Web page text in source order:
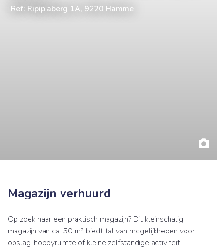
Ref: Ripipiaberg 1A, 9220 Hamme
Magazijn verhuurd
Op zoek naar een praktisch magazijn? Dit kleinschalig
magazijn van ca. 50 m² biedt tal van mogelijkheden voor
opslag, hobbyruimte of kleine zelfstandige activiteit.